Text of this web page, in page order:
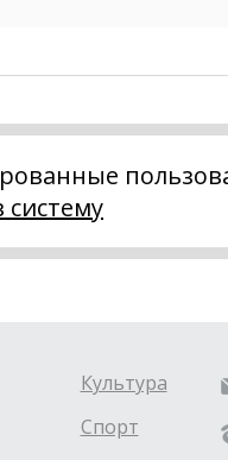
систему
Культура
Спорт